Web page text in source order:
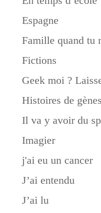
Espagne
Famille quand tu
Fictions
Geek moi ?
Histoires de
Il va y avoir du
Imagier
j'ai eu un cancer
J’ai entendu
J’ai lu